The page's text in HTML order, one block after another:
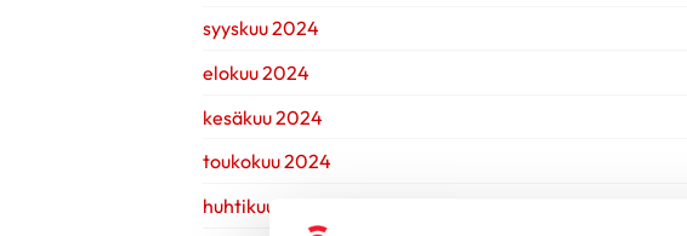
syyskuu 2024
elokuu 2024
kesäkuu 2024
toukokuu 2024
huhtikuu 2024